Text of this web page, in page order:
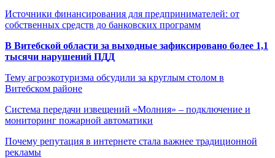
Источники финансирования для предпринимателей: от
собственных средств до банковских программ
В Витебской области за выходные зафиксировано более 1,1
тысячи нарушений ПДД
Тему агроэкотуризма обсудили за круглым столом в
Витебском районе
Система передачи извещений «Молния» – подключение и
мониторинг пожарной автоматики
Почему репутация в интернете стала важнее традиционной
рекламы